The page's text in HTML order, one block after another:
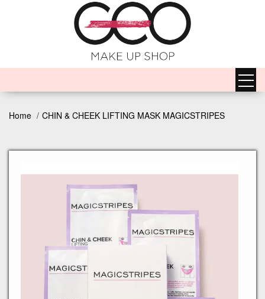
Home CHIN & CHEEK LIFTING MASK MAGICSTRIPES